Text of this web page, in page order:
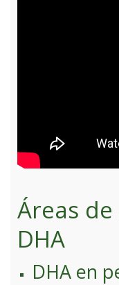
Áreas
DHA
DHA en